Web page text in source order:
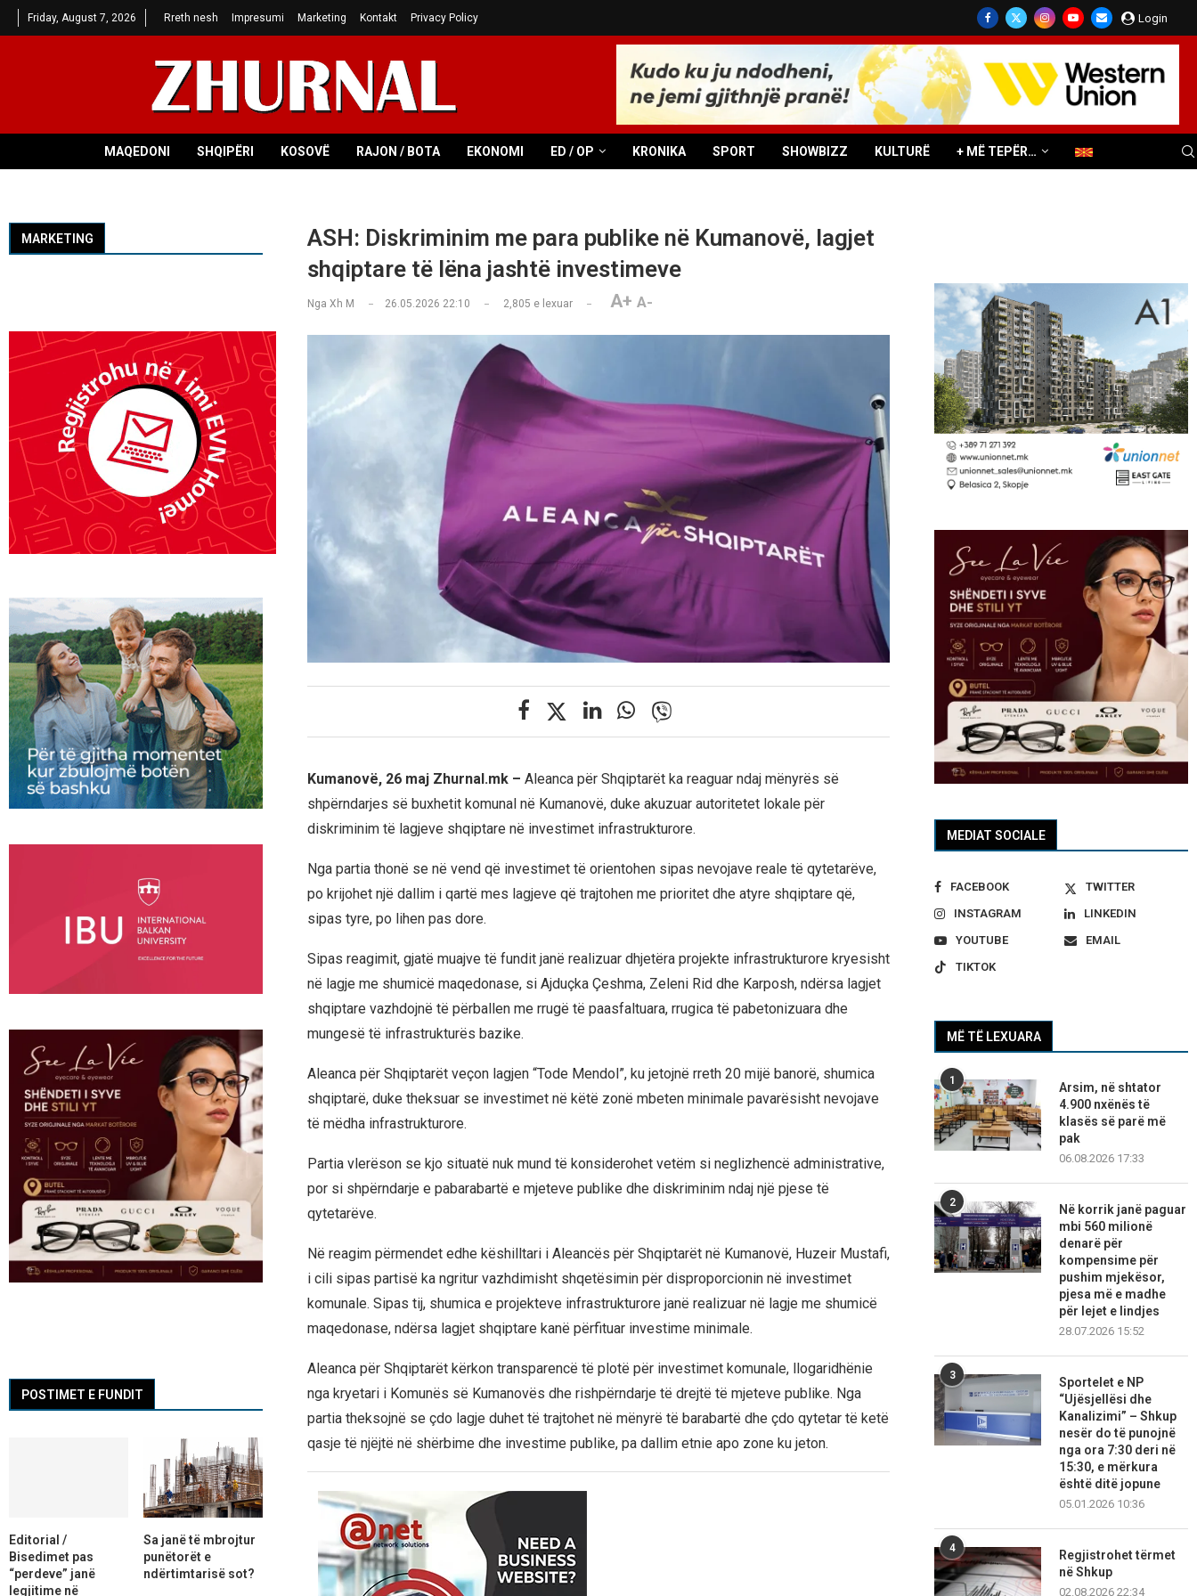
Friday, August 7, 2026 Rreth nesh Impresumi Marketing Kontakt Privacy Policy Login
MAQEDONI SHQIPËRI KOSOVË RAJON / BOTA EKONOMI ED / OP KRONIKA SPORT SHOWBIZZ KULTURË + MË TEPËR…
ASH: Diskriminim me para publike në Kumanovë, lagjet
shqiptare të lëna jashtë investimeve
Nga Xh M 26.05.2026 22:10 2,805 e lexuar A+ A-
Kumanovë, 26 maj Zhurnal.mk – Aleanca për Shqiptarët ka reaguar ndaj mënyrës së
shpërndarjes së buxhetit komunal në Kumanovë, duke akuzuar autoritetet lokale për
diskriminim të lagjeve shqiptare në investimet infrastrukturore.
Nga partia thonë se në vend që investimet të orientohen sipas nevojave reale të qytetarëve,
po krijohet një dallim i qartë mes lagjeve që trajtohen me prioritet dhe atyre shqiptare që,
sipas tyre, po lihen pas dore.
Sipas reagimit, gjatë muajve të fundit janë realizuar dhjetëra projekte infrastrukturore kryesisht
në lagje me shumicë maqedonase, si Ajduçka Çeshma, Zeleni Rid dhe Karposh, ndërsa lagjet
shqiptare vazhdojnë të përballen me rrugë të paasfaltuara, rrugica të pabetonizuara dhe
mungesë të infrastrukturës bazike.
Aleanca për Shqiptarët veçon lagjen “Tode Mendol”, ku jetojnë rreth 20 mijë banorë, shumica
shqiptarë, duke theksuar se investimet në këtë zonë mbeten minimale pavarësisht nevojave
të mëdha infrastrukturore.
Partia vlerëson se kjo situatë nuk mund të konsiderohet vetëm si neglizhencë administrative,
por si shpërndarje e pabarabartë e mjeteve publike dhe diskriminim ndaj një pjese të
qytetarëve.
Në reagim përmendet edhe këshilltari i Aleancës për Shqiptarët në Kumanovë, Huzeir Mustafi,
i cili sipas partisë ka ngritur vazhdimisht shqetësimin për disproporcionin në investimet
komunale. Sipas tij, shumica e projekteve infrastrukturore janë realizuar në lagje me shumicë
maqedonase, ndërsa lagjet shqiptare kanë përfituar investime minimale.
Aleanca për Shqiptarët kërkon transparencë të plotë për investimet komunale, llogaridhënie
nga kryetari i Komunës së Kumanovës dhe rishpërndarje të drejtë të mjeteve publike. Nga
partia theksojnë se çdo lagje duhet të trajtohet në mënyrë të barabartë dhe çdo qytetar të ketë
qasje të njëjtë në shërbime dhe investime publike, pa dallim etnie apo zone ku jeton.
MEDIAT SOCIALE
FACEBOOK
TWITTER
INSTAGRAM
LINKEDIN
YOUTUBE
EMAIL
TIKTOK
MË TË LEXUARA
1
Arsim, në shtator
4.900 nxënës të
klasës së parë më
pak
06.08.2026 17:33
2
Në korrik janë paguar
mbi 560 milionë
denarë për
kompensime për
pushim mjekësor,
pjesa më e madhe
për lejet e lindjes
28.07.2026 15:52
3
Sportelet e NP
“Ujësjellësi dhe
Kanalizimi” – Shkup
nesër do të punojnë
nga ora 7:30 deri në
15:30, e mërkura
është ditë jopune
05.01.2026 10:36
4
Regjistrohet tërmet
në Shkup
02.08.2026 22:34
MARKETING
POSTIMET E FUNDIT
Editorial /
Bisedimet pas
“perdeve” janë
legjitime në
Sa janë të mbrojtur
punëtorët e
ndërtimtarisë sot?